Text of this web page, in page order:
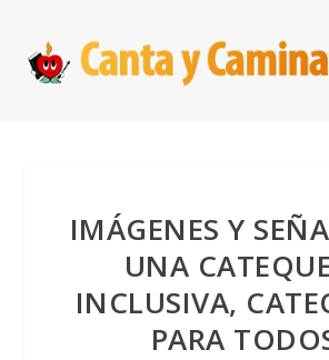
IMÁGENES Y
UNA
INCLUSIVA,
PARA